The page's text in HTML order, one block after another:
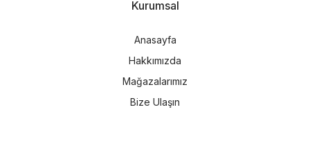
Kurumsal
Anasayfa
Hakkımızda
Mağazalarımız
Bize Ulaşın